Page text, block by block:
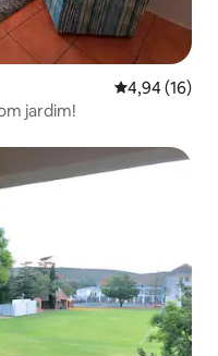
4,94 de uma
4,94 (16)
jardim!